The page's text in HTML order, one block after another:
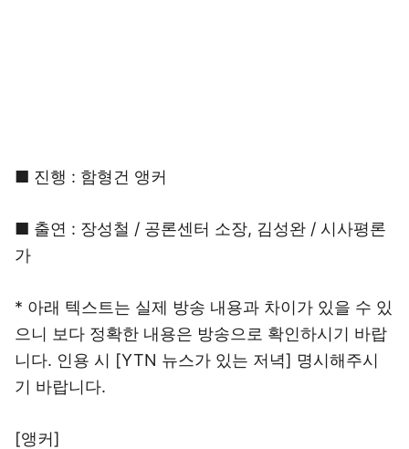
■ 진행 : 함형건 앵커
■ 출연 : 장성철 / 공론센터 소장, 김성완 / 시사평론
가
* 아래 텍스트는 실제 방송 내용과 차이가 있을 수 있
으니 보다 정확한 내용은 방송으로 확인하시기 바랍
니다. 인용 시 [YTN 뉴스가 있는 저녁] 명시해주시
기 바랍니다.
[앵커]